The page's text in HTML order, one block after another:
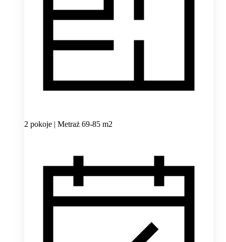
2 pokoje | Metraż 69-85 m2